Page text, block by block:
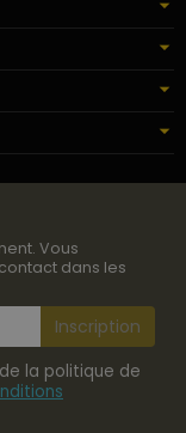
Vous
dans les
la politique de